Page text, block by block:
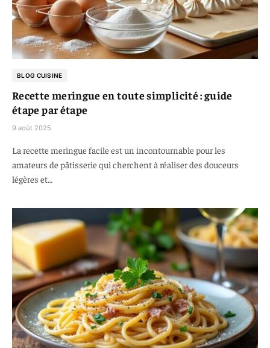
BLOG CUISINE
Recette meringue en toute simplicité : guide
étape par étape
9 août 2025
La recette meringue facile est un incontournable pour les
amateurs de pâtisserie qui cherchent à réaliser des douceurs
légères et…